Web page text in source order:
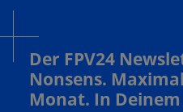
Der FPV24
Nonsens.
Monat. In